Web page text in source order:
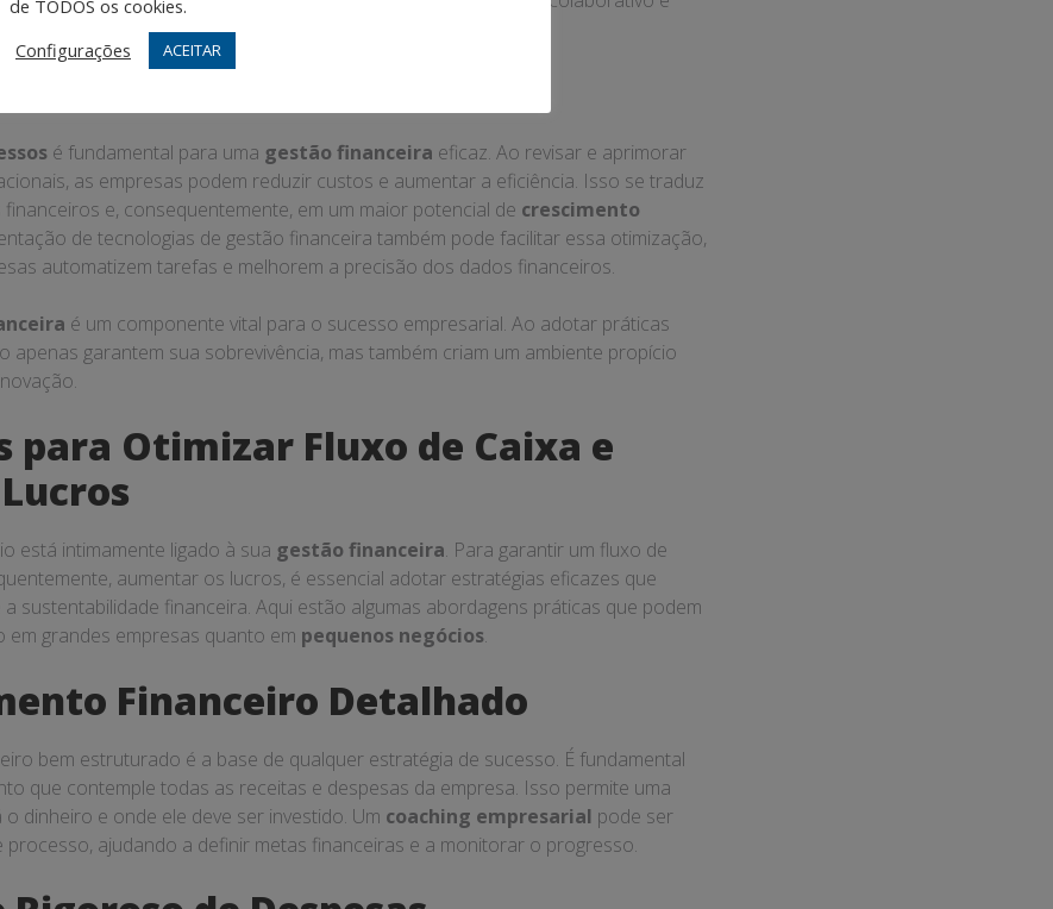
Financeira?
processo de planejamento, organização, controle e monitoramento dos recursos
Isso inclui a análise de fluxos de caixa, a elaboração de orçamentos e a
Para pequenas empresas, agestão financeira para pequenos negócios
desafiadora, uma vez que a margem para erros é menor e as consequências
Portanto, ter um controle rigoroso dagestão financeiraé fundamental.
da Gestão Financeira
financeira
de investimento e expansão. Através dagestão financeira na prática
seus processos e maximizar seus lucros, o que é essencial para o
. Além disso, uma gestão financeira bem feita ajuda a construir a credibilidade
Financeira
Desenvolva um orçamento detalhado que inclua todas as receitas e
de caixa:Monitore regularmente o fluxo de caixa para evitar surpresas
Avalie cuidadosamente cada oportunidade de investimento, ponderando
potenciais.
de TODOS os cookies.
Configurações
ACEITAR